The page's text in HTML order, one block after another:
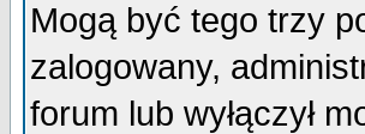
Mogą być tego trzy
zalogowany,
forum lub wyłączył